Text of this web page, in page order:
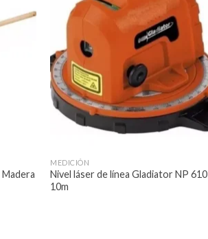
a la
lista de
Añadir
a la
lista de
deseos
MEDICIÓN
Nivel láser de línea Gladiator NP 610
10m